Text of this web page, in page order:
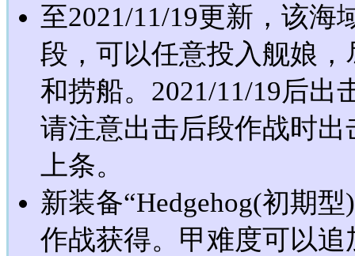
至2021/11/19更新，该海
段，可以任意投入舰娘
和捞船。2021/11/19后出
请注意出击后段作战时
上条。
新装备“Hedgehog(初期
作战获得。甲难度可以